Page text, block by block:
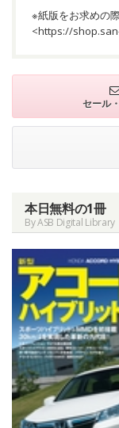
※紙版をお求めの
<https://
セール
本日無料の1冊
By ASB Digital Library